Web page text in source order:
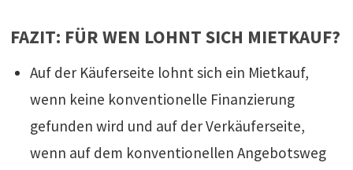
FAZIT: FÜR WEN LOHNT SICH MIETKAUF?
Auf der Käuferseite lohnt sich ein Mietkauf,
wenn keine konventionelle Finanzierung
gefunden wird und auf der Verkäuferseite,
wenn auf dem konventionellen Angebotsweg